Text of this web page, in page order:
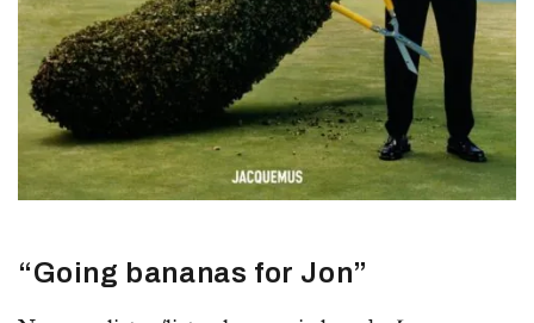
“Going bananas for Jon”